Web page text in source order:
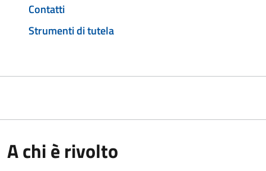
Contatti
Strumenti di tutela
A chi è rivolto